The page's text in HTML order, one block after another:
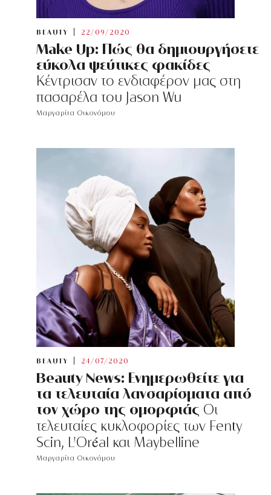
BEAUTY 22/09/2020
Make Up: Πώς θα δημιουργήσετε
εύκολα ψεύτικες φακίδες
Κέντρισαν το ενδιαφέρον μας στη
πασαρέλα του Jason Wu
Μαργαρίτα Οικονόμου
BEAUTY 24/07/2020
Beauty News: Ενημερωθείτε για
τα τελευταία λανσαρίσματα από
τον χώρο της ομορφιάς Οι
τελευταίες κυκλοφορίες των Fenty
Scin, L'Oréal και Maybelline
Μαργαρίτα Οικονόμου